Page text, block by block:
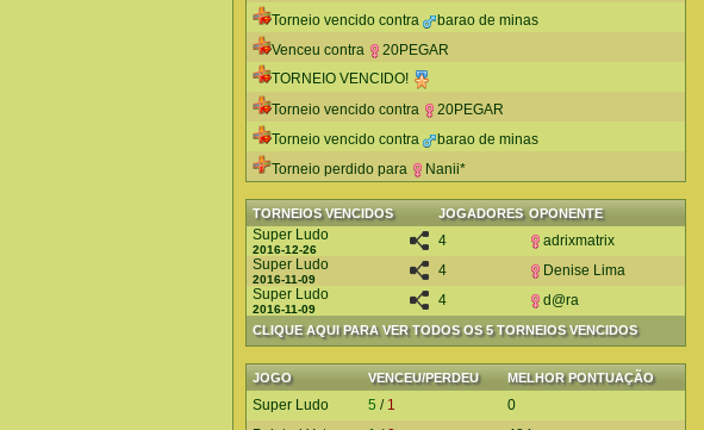
Torneio vencido contra
barao de minas
Venceu contra
20PEGAR
TORNEIO VENCIDO!
Torneio vencido contra
20PEGAR
Torneio vencido contra
barao de minas
Torneio perdido para
Nanii*
TORNEIOS VENCIDOS JOGADORES OPONENTE
CLIQUE AQUI PARA VER TODOS OS 5 TORNEIOS VENCIDOS
Super Ludo
2016-12-26
4
adrixmatrix
Super Ludo
2016-11-09
4
Denise Lima
Super Ludo
2016-11-09
4 d@ra
JOGO VENCEU/PERDEU MELHOR PONTUAÇÃO
Super Ludo 5 / 1
0